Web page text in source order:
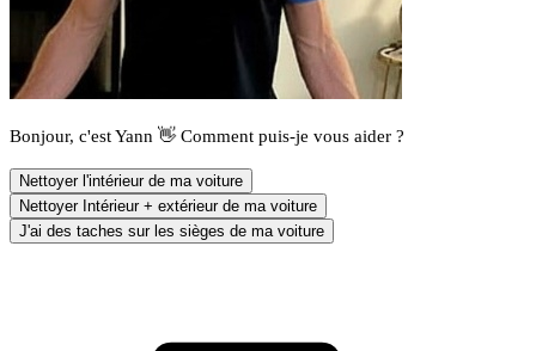
Bonjour, c'est Yann 👋 Comment puis-je vous aider ?
Nettoyer l'intérieur de ma voiture
Nettoyer Intérieur + extérieur de ma voiture
J'ai des taches sur les sièges de ma voiture